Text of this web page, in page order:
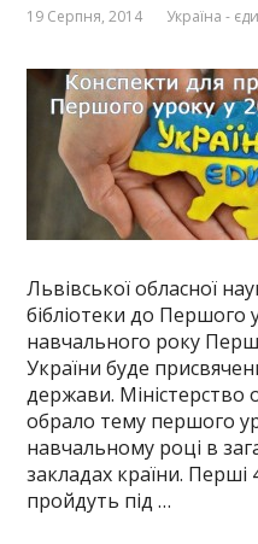
19 Серпня, 2014 Україна -
Львівської обласної
бібліотеки до Першого
навчального року
України буде
держави. Міністерство
обрало тему першого
навчальному році в
закладах країни.
пройдуть під …